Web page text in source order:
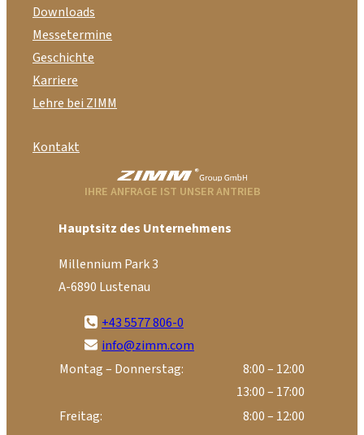
Downloads
Messetermine
Geschichte
Karriere
Lehre bei ZIMM
Kontakt
IHRE ANFRAGE IST UNSER ANTRIEB
Hauptsitz des Unternehmens
Millennium Park 3
A-6890 Lustenau
+43 5577 806-0
info@zimm.com
Montag – Donnerstag:
8:00 – 12:00
13:00 – 17:00
Freitag:
8:00 – 12:00